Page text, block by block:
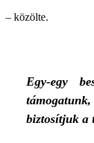
– közölte.
Egy-egy
biztosítjuk a